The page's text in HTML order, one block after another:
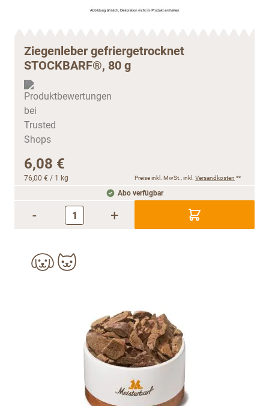
Ziegenleber gefriergetrocknet
STOCKBARF®, 80 g
6,08 €
76,00 € / 1 kg Preise inkl. MwSt., inkl. Versandkosten **
Abo verfügbar
- +